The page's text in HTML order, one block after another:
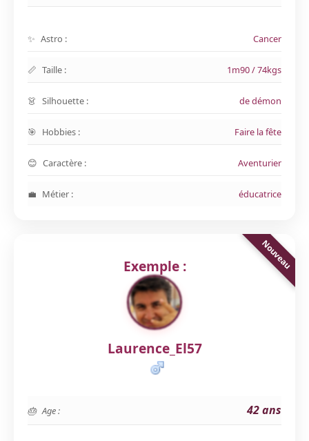
Astro : Cancer
Taille : 1m90 / 74kgs
Silhouette : de démon
Hobbies : Faire la fête
Caractère : Aventurier
Métier : éducatrice
Exemple :
Laurence_El57
Age : 42 ans